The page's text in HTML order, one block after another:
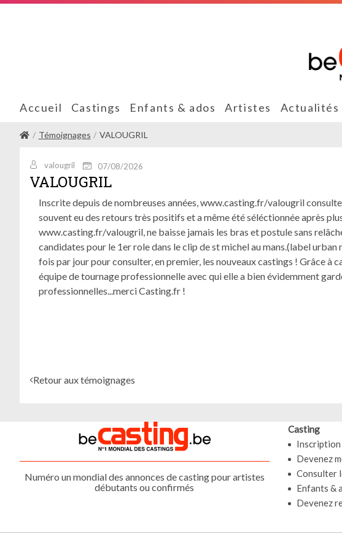
Accueil Castings Enfants & ados Artistes Actualités
Témoignages VALOUGRIL
valougril 07/08/2026
VALOUGRIL
Inscrite depuis de nombreuses années, www.casting.fr/valougril
souvent eu des retours très positifs et a même été séléctionnée après
www.casting.fr/valougril, ne baisse jamais les bras et postule sans
candidates pour le 1er role dans le clip de st michel au mans.(label urban
fois par jour pour consulter, en premier, les nouveaux castings ! Grâce
équipe de tournage professionnelle avec qui elle a bien évidemment
professionnelles...merci Casting.fr !
Retour aux témoignages
Numéro un mondial des annonces de casting pour artistes
débutants ou confirmés
Casting
Inscription
Devenez
Consulter
Enfants &
Devenez